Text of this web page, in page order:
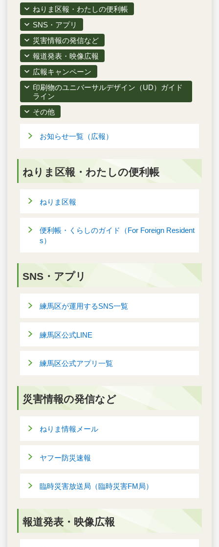
ねりま区報・わたしの便利帳
SNS・アプリ
災害情報の発信など
報道発表・映像広報
広報キャンペーン
印刷物のユニバーサルデザイン（UD）ガイド
ライン
その他
お知らせ一覧（広報）
ねりま区報・わたしの便利帳
ねりま区報
便利帳・くらしのガイド（For Foreign Resident
s）
SNS・アプリ
練馬区が運用するSNS一覧
練馬区公式LINE
練馬区公式アプリ一覧
災害情報の発信など
ねりま情報メール
ヤフー防災速報
臨時災害放送局（臨時災害FM局）
報道発表・映像広報